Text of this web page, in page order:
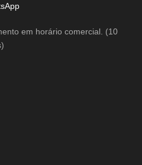
em horário comercial. (10